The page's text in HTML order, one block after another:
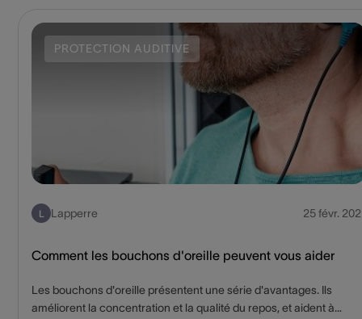
aussi dans les mois à venir. Certaines activités estivales
(musicales notamment) peuvent toutefois causer des dommages
auditifs. Suivez les quelques conseils ci-dessous pour éviter de
PROTECTION AUDITIVE
L Lapperre 25 févr.
Comment les bouchons d'oreille peuvent vous aider
Les bouchons d'oreille présentent une série d'avantages. Ils
améliorent la concentration et la qualité du repos, et aident à